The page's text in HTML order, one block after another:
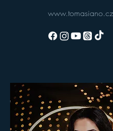
www.tomasiano.cz